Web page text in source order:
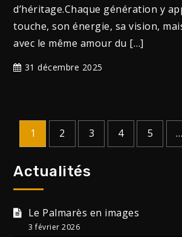
d’héritage.Chaque génération y
touche, son énergie, sa vision,
avec le même amour du […]
31 décembre 2025
Pagination
des
publications
1 2 3 4 5 …
Actualités
Le Palmarès en images
3 février 2026